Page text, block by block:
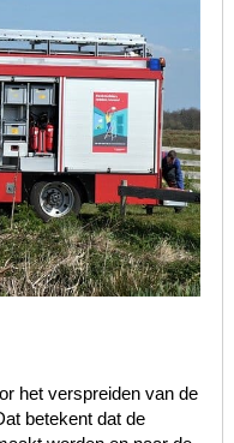
het verspreiden van de
betekent dat de